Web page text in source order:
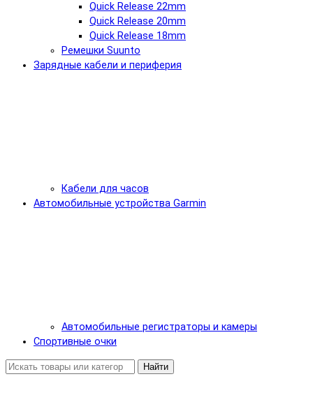
Quick Release 22mm
Quick Release 20mm
Quick Release 18mm
Ремешки Suunto
Зарядные кабели и периферия
Кабели для часов
Автомобильные устройства Garmin
Автомобильные регистраторы и камеры
Спортивные очки
Найти